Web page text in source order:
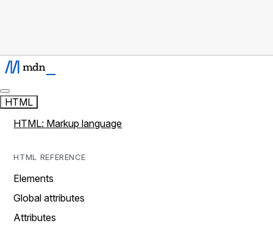
HTML
HTML: Markup language
HTML REFERENCE
Elements
Global attributes
Attributes